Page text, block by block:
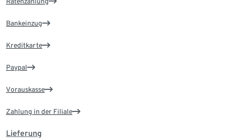
Bankeinzug
Kreditkarte
Paypal
Vorauskasse
Zahlung in der Filiale
Lieferung